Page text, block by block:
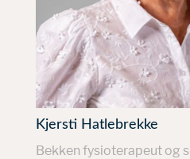
Kjersti Hatlebrekke
Bekken fysioterapeut og